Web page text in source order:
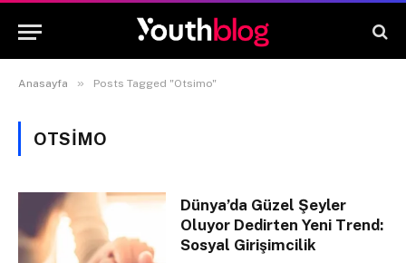
Anasayfa » Posts Tagged "Otsimo"
OTSIMO
Dünya’da Güzel Şeyler
Oluyor Dedirten Yeni Trend:
Sosyal Girişimcilik